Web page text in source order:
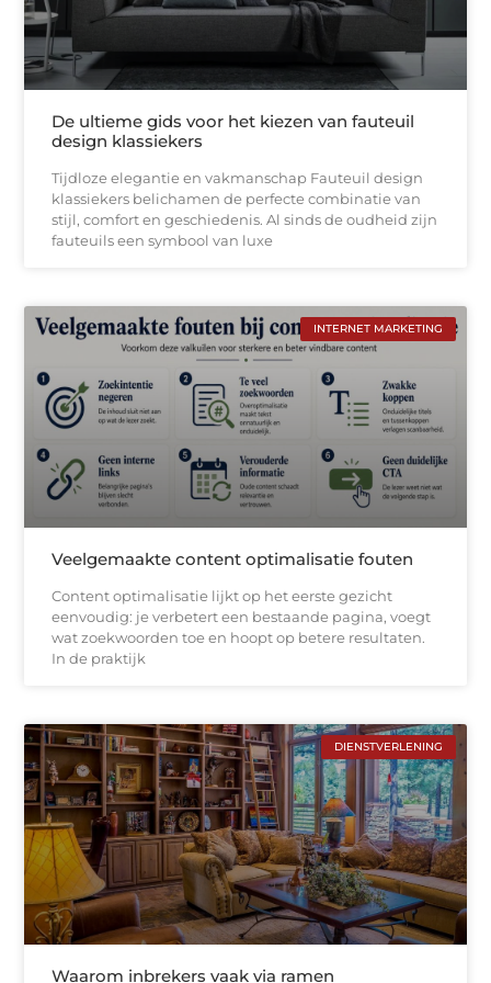
De ultieme gids voor het kiezen van fauteuil
design klassiekers
Tijdloze elegantie en vakmanschap Fauteuil design
klassiekers belichamen de perfecte combinatie van
stijl, comfort en geschiedenis. Al sinds de oudheid zijn
fauteuils een symbool van luxe
INTERNET MARKETING
Veelgemaakte content optimalisatie fouten
Content optimalisatie lijkt op het eerste gezicht
eenvoudig: je verbetert een bestaande pagina, voegt
wat zoekwoorden toe en hoopt op betere resultaten.
In de praktijk
DIENSTVERLENING
Waarom inbrekers vaak via ramen